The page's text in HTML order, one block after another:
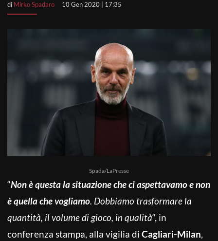
di Mirko Spadaro 10 Gen 2020 | 17:35
Spada/LaPresse
“Non è questa la situazione che ci aspettavamo e non
è quella che vogliamo. Dobbiamo trasformare la
quantità, il volume di gioco, in qualità“, in
conferenza stampa, alla vigilia di Cagliari-Milan,